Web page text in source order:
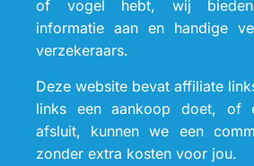
of vogel hebt, wij bieden
informatie aan en handige
verzekeraars.
Deze website bevat affiliate
links een aankoop doet, of
afsluit, kunnen we een
zonder extra kosten voor jou.